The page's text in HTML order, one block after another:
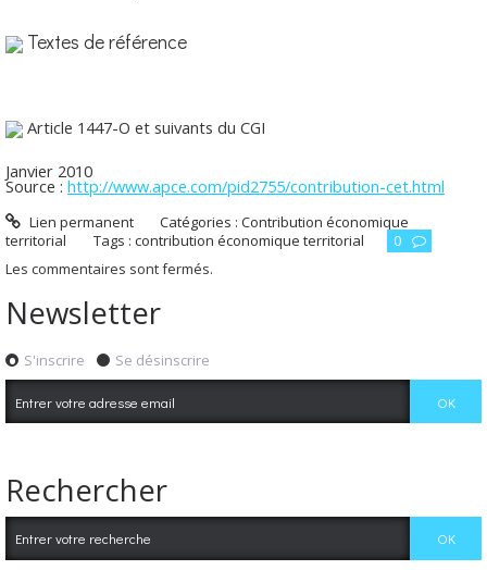
Textes de référence
Article 1447-O et suivants du CGI
Janvier 2010
Source : http://www.apce.com/pid2755/contribution-cet.html
Lien permanent Catégories :Contribution économique
territorial
Tags : contribution économique territorial
0
Les commentaires sont fermés.
Newsletter
S'inscrire Se désinscrire
Rechercher